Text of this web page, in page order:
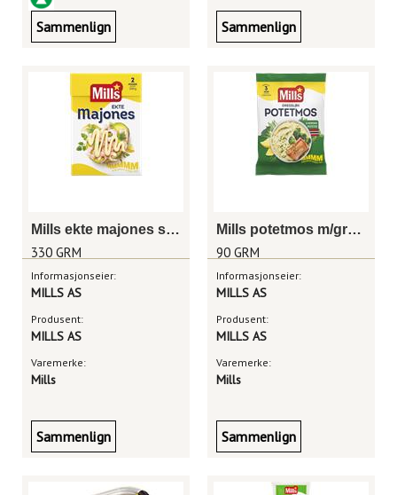
Sammenlign Sammenlign
Mills ekte majones sjaktel 330g
330 GRM
Informasjonseier:
MILLS AS
Produsent:
MILLS AS
Varemerke:
Mills
Sammenlign
Mills potetmos m/gressløk
90 GRM
Informasjonseier:
MILLS AS
Produsent:
MILLS AS
Varemerke:
Mills
Sammenlign